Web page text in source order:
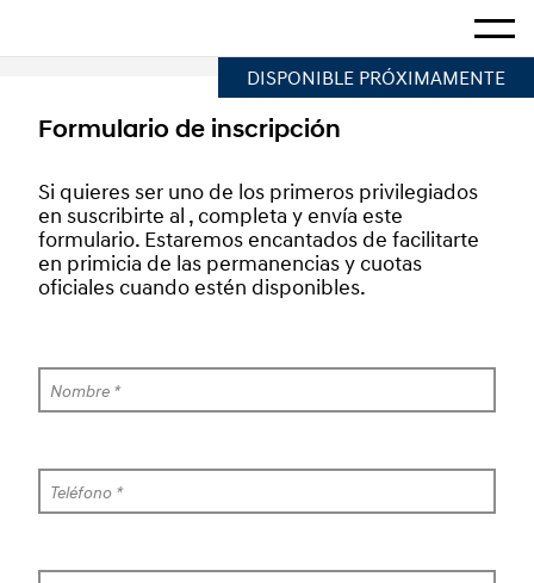
DISPONIBLE PRÓXIMAMENTE
Formulario de inscripción
Si quieres ser uno de los primeros privilegiados
en suscribirte al , completa y envía este
formulario. Estaremos encantados de facilitarte
en primicia de las permanencias y cuotas
oficiales cuando estén disponibles.
Nombre *
Teléfono *
Email *